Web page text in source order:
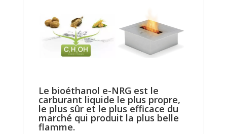
Le bioéthanol e-NRG est le
carburant liquide le plus propre,
le plus sûr et le plus efficace du
marché qui produit la plus belle
flamme.